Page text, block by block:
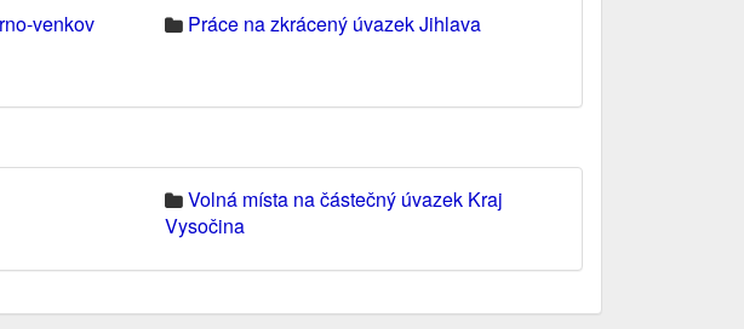
venkov
Práce na zkrácený úvazek Jihlava
Volná místa na částečný úvazek Kraj
Vysočina